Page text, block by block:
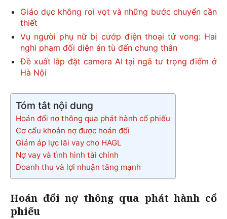
Giáo dục không roi vọt và những bước chuyển cần
thiết
Vụ người phụ nữ bị cướp điện thoại tử vong: Hai
nghi phạm đối diện án tù đến chung thân
Đề xuất lắp đặt camera AI tại ngã tư trọng điểm ở
Hà Nội
Tóm tắt nội dung
Hoán đổi nợ thông qua phát hành cổ phiếu
Cơ cấu khoản nợ được hoán đổi
Giảm áp lực lãi vay cho HAGL
Nợ vay và tình hình tài chính
Doanh thu và lợi nhuận tăng mạnh
Hoán đổi nợ thông qua phát hành cổ
phiếu